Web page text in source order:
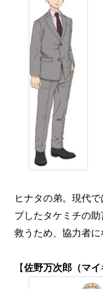
ヒナタの弟。現代
プしたタケミチの
救うため、協力者に
【佐野万次郎（マイ